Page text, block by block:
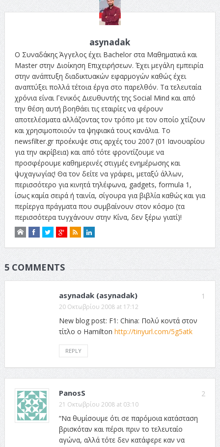
asynadak
Ο Συναδάκης Άγγελος έχει Bachelor στα Μαθηματικά και
Master στην Διοίκηση Επιχειρήσεων. Έχει μεγάλη εμπειρία
στην ανάπτυξη διαδικτυακών εφαρμογών καθώς έχει
αναπτύξει πολλά τέτοια έργα στο παρελθόν. Τα τελευταία
χρόνια είναι Γενικός Διευθυντής της Social Mind και από
την θέση αυτή βοηθάει τις εταιρίες να φέρουν
αποτελέσματα αλλάζοντας τον τρόπο με τον οποίο χτίζουν
και χρησιμοποιούν τα ψηφιακά τους κανάλια. Το
newsfilter.gr προέκυψε στις αρχές του 2007 (01 Ιανουαρίου
για την ακρίβεια) και από τότε φροντίζουμε να
προσφέρουμε καθημερινές στιγμές ενημέρωσης και
ψυχαγωγίας! Θα τον δείτε να γράφει, μεταξύ άλλων,
περισσότερο για κινητά τηλέφωνα, gadgets, formula 1,
ίσως καμία σειρά ή ταινία, σίγουρα για βιβλία καθώς και για
περίεργα πράγματα που συμβαίνουν στον κόσμο (τα
περισσότερα τυγχάνουν στην Κίνα, δεν ξέρω γιατί)!
5 COMMENTS
1
asynadak (asynadak)
20 Οκτωβρίου 2008 at 17:12
New blog post: F1: China: Πολύ κοντά στον
τίτλο ο Hamilton http://tinyurl.com/5g5atk
REPLY
2
PanosS
21 Οκτωβρίου 2008 at 03:10
“Να θυμίσουμε ότι σε παρόμοια κατάσταση
βρισκόταν και πέρσι πριν το τελευταίο
αγώνα, αλλά τότε δεν κατάφερε καν να